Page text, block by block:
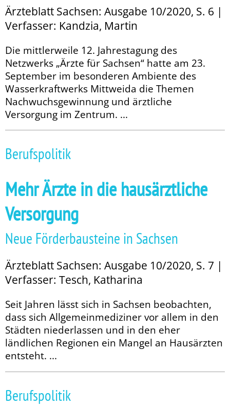
Ärzteblatt Sachsen: Ausgabe 10/2020, S. 6 |
Verfasser: Kandzia, Martin
Die mittlerweile 12. Jahrestagung des
Netzwerks „Ärzte für Sachsen“ hatte am 23.
September im besonderen Ambiente des
Wasserkraftwerks Mittweida die Themen
Nachwuchsgewinnung und ärztliche
Versorgung im Zentrum. ...
Berufspolitik
Mehr Ärzte in die hausärztliche
Versorgung
Neue Förderbausteine in Sachsen
Ärzteblatt Sachsen: Ausgabe 10/2020, S. 7 |
Verfasser: Tesch, Katharina
Seit Jahren lässt sich in Sachsen beobachten,
dass sich Allgemeinmediziner vor allem in den
Städten niederlassen und in den eher
ländlichen Regionen ein Mangel an Hausärzten
entsteht. ...
Berufspolitik